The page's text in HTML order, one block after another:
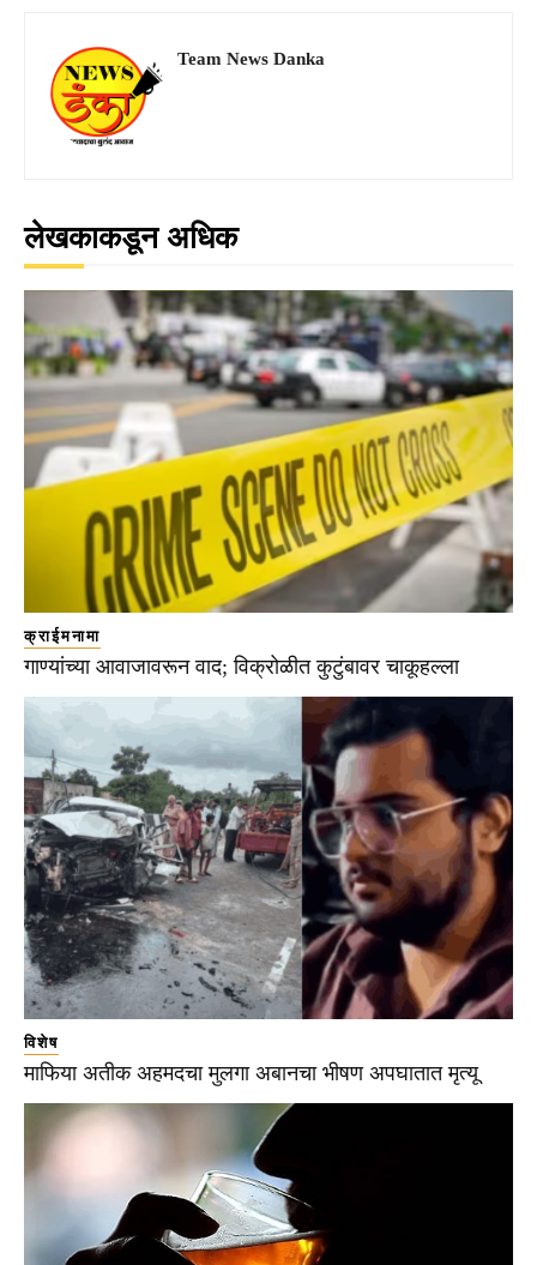
Team News Danka
लेखकाकडून अधिक
क्राईमनामा
गाण्यांच्या आवाजावरून वाद; विक्रोळीत कुटुंबावर चाकूहल्ला
विशेष
माफिया अतीक अहमदचा मुलगा अबानचा भीषण अपघातात मृत्यू